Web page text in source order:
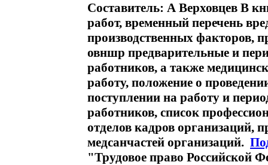
Составитель: А Верховцев В
работ, временный перечень
производственных факторов,
овншр предварительные и
работников, а также
работу, положение о
поступлении на работу и
работников, список
отделов кадров организаций,
медсанчастей организаций.
"Трудовое право Российской